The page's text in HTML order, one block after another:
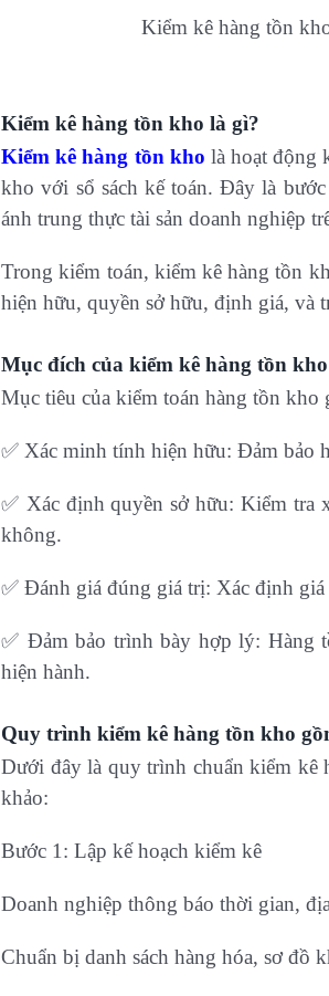
Kiểm kê hàng tồn
Kiểm kê hàng tồn kho là gì?
Kiểm kê hàng tồn kho là hoạt động
kho với sổ sách kế toán. Đây là
ánh trung thực tài sản doanh nghiệp
Trong kiểm toán, kiểm kê hàng tồn
hiện hữu, quyền sở hữu, định giá, và
Mục đích của kiểm kê hàng tồn
Mục tiêu của kiểm toán hàng tồn kho
✅ Xác minh tính hiện hữu: Đảm bảo
✅ Xác định quyền sở hữu: Kiểm tra
không.
✅ Đánh giá đúng giá trị: Xác định
✅ Đảm bảo trình bày hợp lý: Hàng
hiện hành.
Quy trình kiểm kê hàng tồn kho
Dưới đây là quy trình chuẩn kiểm kê
khảo:
Bước 1: Lập kế hoạch kiểm kê
Doanh nghiệp thông báo thời gian,
Chuẩn bị danh sách hàng hóa, sơ đồ